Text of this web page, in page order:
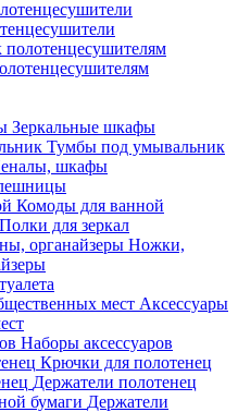
Зеркальные шкафы
Тумбы под умывальник
шкафы
Комоды для ванной
Полки для зеркал
Ножки,
Аксессуары
Наборы аксессуаров
Крючки для полотенец
Держатели полотенец
Держатели